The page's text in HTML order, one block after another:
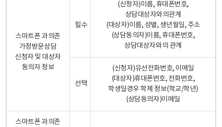
스마트폰 과의존
가정방문상담
신청자 및 대상자
동의자 정보
필수
(신청자)이름, 휴대폰번호,
상담대상자와의관계
(대상자)이름, 성별, 생년월일, 주소
(상담동의자)이름, 휴대폰번호,
상담대상자와의 관계
선택
(신청자)유선전화번호, 이메일
(대상자)휴대폰번호, 전화번호,
학생일경우 학제 정보(학교/학년)
(상담동의자)이메일
스마트폰 과의존